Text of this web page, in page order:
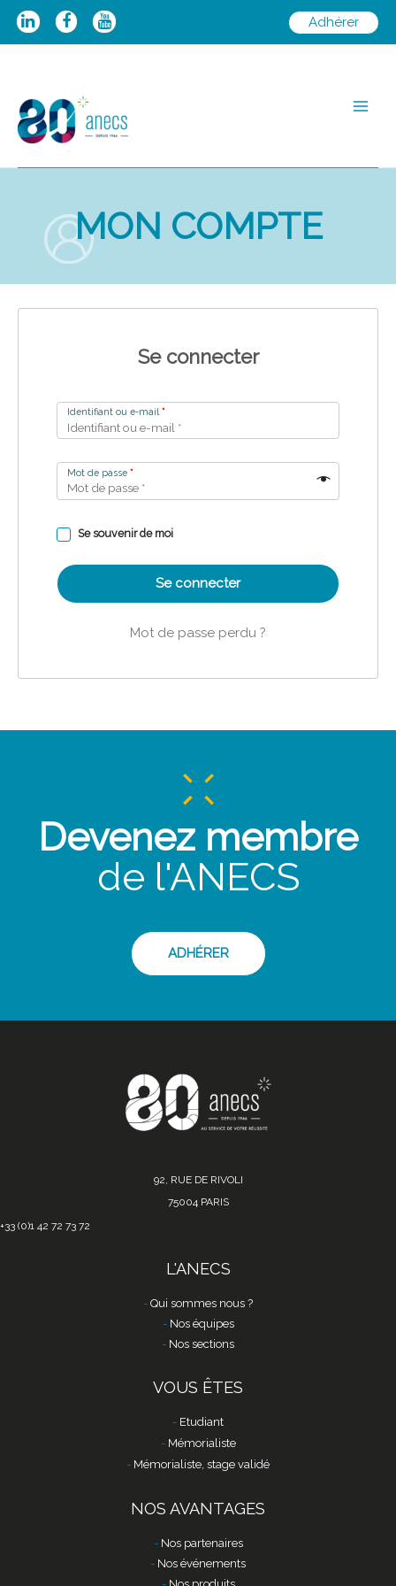
Aller
Adhérer
MON COMPTE
Se connecter
Identifiant ou e-mail *
Mot de passe *
Se souvenir de moi
Se connecter
Mot de passe perdu ?
Devenez membre
de l'ANECS
ADHÉRER
92, RUE DE RIVOLI
75004 PARIS
+33 (0)1 42 72 73 72
L'ANECS
Qui sommes nous ?
Nos équipes
Nos sections
VOUS ÊTES
Etudiant
Mémorialiste
Mémorialiste, stage validé
NOS AVANTAGES
Nos partenaires
Nos événements